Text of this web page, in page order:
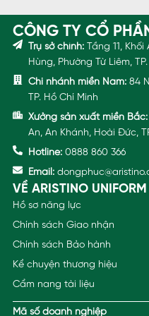
CÔNG TY CỔ
Trụ sở chính: Tầng 11,
Hùng, Phường Từ Liêm,
Chi nhánh miền Nam: 84
TP. Hồ Chí Minh
Xưởng sản xuất miền Bắc:
An, An Khánh, Hoài Đức,
Hotline: 0888 860 366
Email:
VỀ ARISTINO UNIFORM
Hồ sơ năng lực
Chính sách Giao nhận
Chính sách Bảo hành
Kể chuyện thương hiệu
Cẩm nang tài liệu
Mã số doanh nghiệp